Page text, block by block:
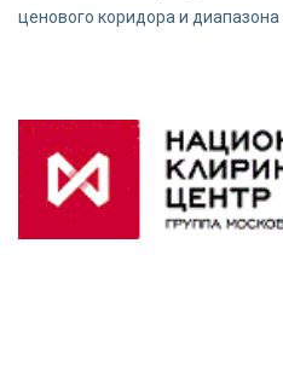
ценового коридора и диапазона